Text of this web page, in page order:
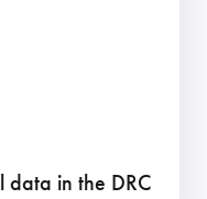
data in the DRC